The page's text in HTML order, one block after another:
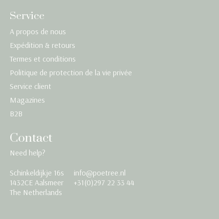
Service
A propos de nous
Expédition & retours
Termes et conditions
Politique de protection de la vie privée
Service client
Magazines
B2B
Contact
Need help?
Schinkeldijkje 16s
1432CE Aalsmeer
The Netherlands
info@poetree.nl
+31(0)297 22 33 44